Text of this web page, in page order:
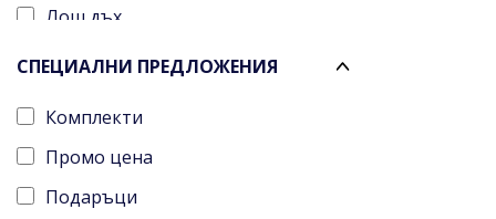
Лош дъх
По-бели зъби
Преди и след хирургични
интервенции
СПЕЦИАЛНИ ПРЕДЛОЖЕНИЯ
Комплекти
Промо цена
Подаръци